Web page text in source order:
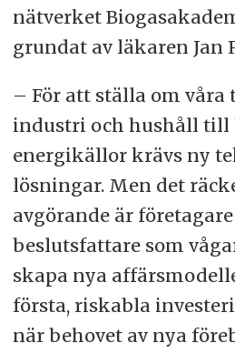
nätverket
grundat av läkaren Jan
– För att ställa om våra
industri och hushåll till
energikällor krävs ny
lösningar. Men det
avgörande är
beslutsfattare som
skapa nya
första, riskabla
när behovet av nya